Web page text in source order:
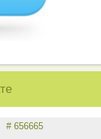
# 656665